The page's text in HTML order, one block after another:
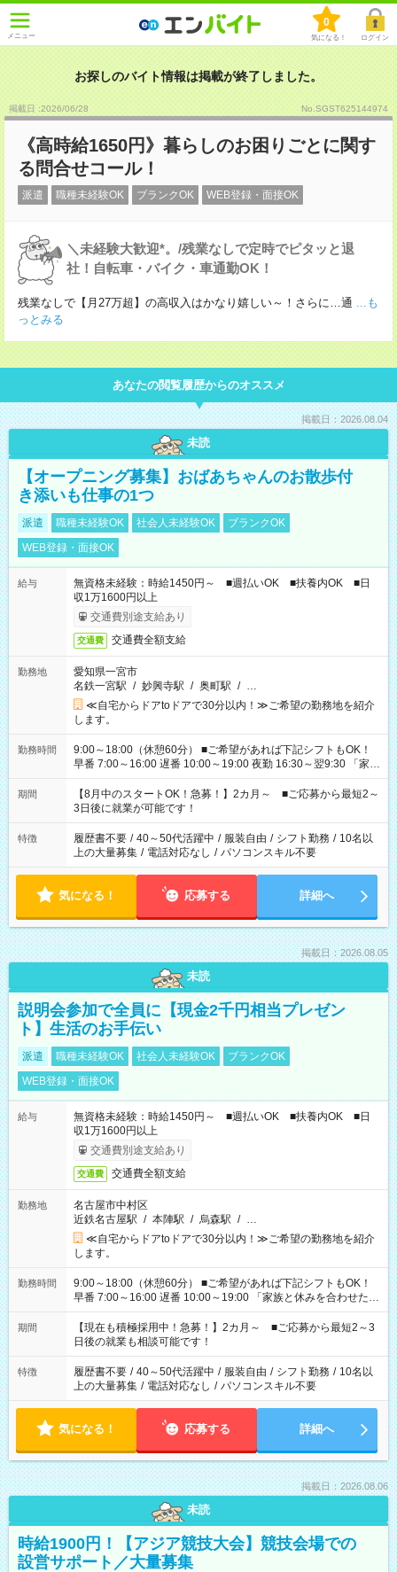
メニュー
0
気になる！ ログイン
お探しのバイト情報は掲載が終了しました。
掲載日 :2026/06/28 No.SGST625144974
《高時給1650円》暮らしのお困りごとに関す
る問合せコール！
派遣 職種未経験OK ブランクOK WEB登録・面接OK
＼未経験大歓迎*。/残業なしで定時でピタッと退
社！自転車・バイク・車通勤OK！
残業なしで【月27万超】の高収入はかなり嬉しい～！さらに…通 ...も
っとみる
あなたの閲覧履歴からのオススメ
掲載日：2026.08.04
未読
【オープニング募集】おばあちゃんのお散歩付
き添いも仕事の1つ
派遣 職種未経験OK 社会人未経験OK
ブランクOK
WEB登録・面接OK
給与
無資格未経験：時給1450円～ ■週払いOK ■扶養内OK ■日
収1万1600円以上
交通費別途支給あり
交通費 交通費全額支給
勤務地
愛知県一宮市
名鉄一宮駅 / 妙興寺駅 / 奥町駅 / …
≪自宅からドアtoドアで30分以内！≫ご希望の勤務地を紹介
します。
勤務時間
9:00～18:00（休憩60分） ■ご希望があれば下記シフトもOK！
早番 7:00～16:00 遅番 10:00～19:00 夜勤 16:30～翌9:30 「家族
と休みを合わせたい」 「余裕を持って夕飯の準備がしたい」
「できれば残業はしたくない」 など、ご希望を教えてください
ね。 ※Wワーク希望の方へ 今ご覧のお仕事で希望する勤務時間
と、もう1つのお仕事の勤務時間。 合計で週40時間を超える場
合は応募できません。
期間
【8月中のスタートOK！急募！】2カ月～ ■ご応募から最短2～
3日後に就業が可能です！
特徴 履歴書不要 / 40～50代活躍中 / 服装自由 / シフト勤務 / 10名以
上の大量募集 / 電話対応なし / パソコンスキル不要
気になる！ 応募する 詳細へ
掲載日：2026.08.05
未読
説明会参加で全員に【現金2千円相当プレゼン
ト】生活のお手伝い
派遣 職種未経験OK 社会人未経験OK
ブランクOK
WEB登録・面接OK
給与
無資格未経験：時給1450円～ ■週払いOK ■扶養内OK ■日
収1万1600円以上
交通費別途支給あり
交通費 交通費全額支給
勤務地
名古屋市中村区
近鉄名古屋駅 / 本陣駅 / 烏森駅 / …
≪自宅からドアtoドアで30分以内！≫ご希望の勤務地を紹介
します。
勤務時間
9:00～18:00（休憩60分） ■ご希望があれば下記シフトもOK！
早番 7:00～16:00 遅番 10:00～19:00 「家族と休みを合わせた
い」 「余裕を持って夕飯の準備がしたい」 「できれば残業はし
たくない」 など、ご希望を教えてくださいね。 ※Wワーク希望
の方へ 今ご覧のお仕事で希望する勤務時間と、もう1つのお仕事
の勤務時間。 合計で週40時間を超える場合は応募できません。
期間
【現在も積極採用中！急募！】2カ月～ ■ご応募から最短2～3
日後の就業も相談可能です！
特徴 履歴書不要 / 40～50代活躍中 / 服装自由 / シフト勤務 / 10名以
上の大量募集 / 電話対応なし / パソコンスキル不要
気になる！ 応募する 詳細へ
掲載日：2026.08.06
未読
時給1900円！【アジア競技大会】競技会場での
設営サポート／大量募集